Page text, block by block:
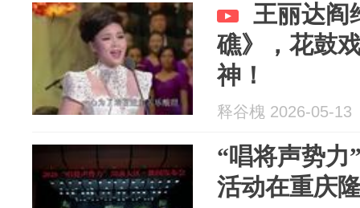
王丽达阎
礁》，花鼓
神！
释谷槐 2026-05-13
“唱将声势力
活动在重庆